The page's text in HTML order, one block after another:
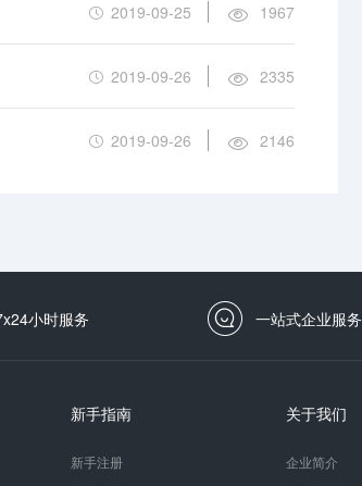
2019-09-25 1967
2019-09-26 2335
2019-09-26 2146
小时服务 一站式企业服务
新手指南
新手注册
关于我们
企业简介